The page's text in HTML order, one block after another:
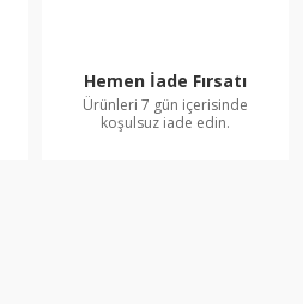
Hemen İade Fırsatı
Ürünleri 7 gün içerisinde
koşulsuz iade edin.